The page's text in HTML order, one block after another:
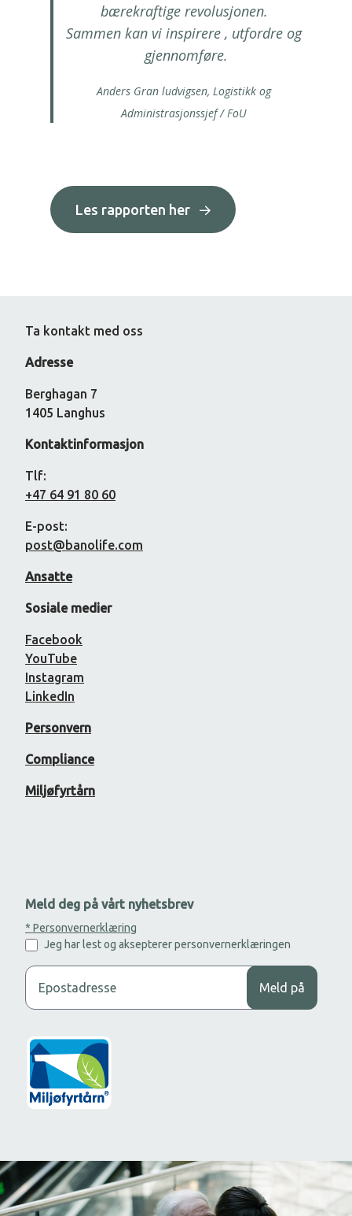
bærekraftige revolusjonen.
Sammen kan vi inspirere , utfordre og
gjennomføre.
Anders Gran ludvigsen, Logistikk og
Administrasjonssjef / FoU
Les rapporten her
Ta kontakt med oss
Adresse
Berghagan 7
1405 Langhus
Kontaktinformasjon
Tlf:
+47 64 91 80 60
E-post:
post@banolife.com
Ansatte
Sosiale medier
Facebook
YouTube
Instagram
LinkedIn
Personvern
Compliance
Miljøfyrtårn
Meld deg på vårt nyhetsbrev
* Personvernerklæring
Jeg har lest og aksepterer personvernerklæringen
Legg til din epost adresse for å motta nyhetsbrev.
Meld på